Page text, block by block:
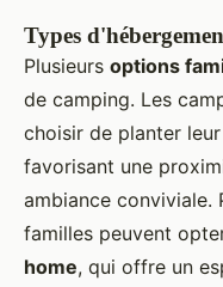
Types
Plusieurs options
de camping. Les
choisir de planter
favorisant une
ambiance conviviale.
familles peuvent
home, qui offre un